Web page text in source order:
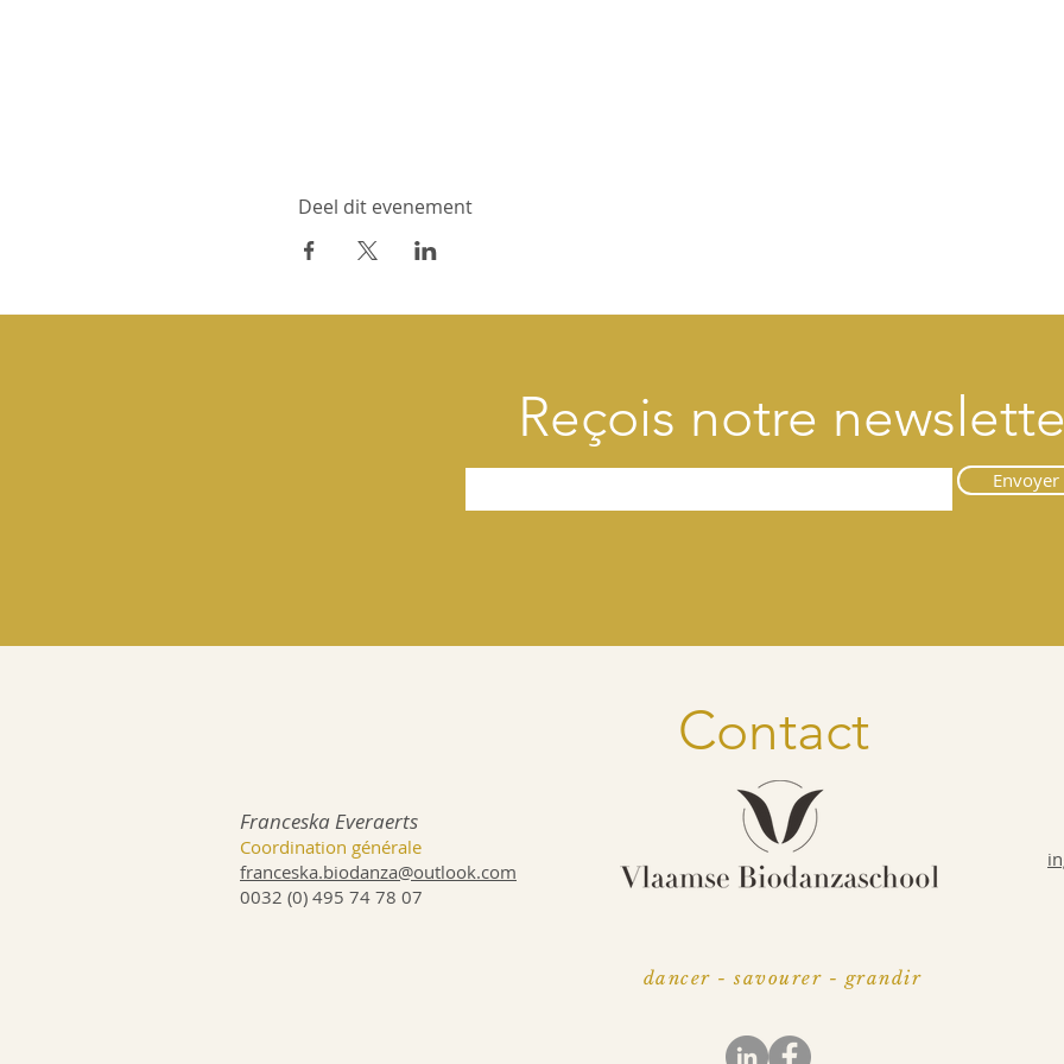
Deel dit evenement
Reçois notre
Envoyer
Contact
Franceska Everaerts
Coordination générale
franceska.biodanza@outlook.com
0032 (0) 495 74 78 07
dancer - savourer - grandir